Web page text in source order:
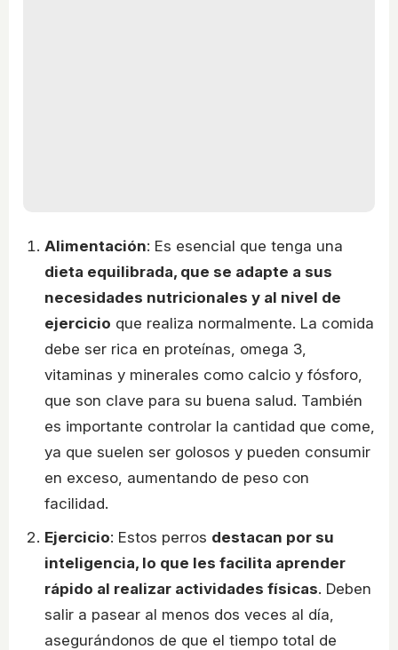
Alimentación: Es esencial que tenga una
dieta equilibrada, que se adapte a sus
necesidades nutricionales y al nivel de
ejercicio que realiza normalmente. La comida
debe ser rica en proteínas, omega 3,
vitaminas y minerales como calcio y fósforo,
que son clave para su buena salud. También
es importante controlar la cantidad que come,
ya que suelen ser golosos y pueden consumir
en exceso, aumentando de peso con
facilidad.
Ejercicio: Estos perros destacan por su
inteligencia, lo que les facilita aprender
rápido al realizar actividades físicas. Deben
salir a pasear al menos dos veces al día,
asegurándonos de que el tiempo total de